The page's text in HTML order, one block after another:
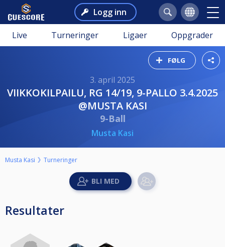
Logg inn
Live Turneringer Ligaer Oppgrader
FØLG
3. april 2025
VIIKKOKILPAILU, RG 14/19, 9-PALLO 3.4.2025
@MUSTA KASI
9-Ball
Musta Kasi
Musta Kasi Turneringer
Resultater